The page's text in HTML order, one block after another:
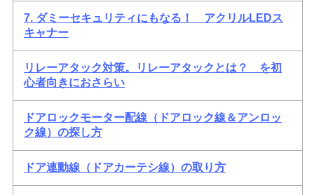
7. ダミーセキュリティにもなる！ アクリルLEDス
キャナー
リレーアタック対策。リレーアタックとは？ を初
心者向きにおさらい
ドアロックモーター配線（ドアロック線＆アンロッ
ク線）の探し方
ドア連動線（ドアカーテシ線）の取り方